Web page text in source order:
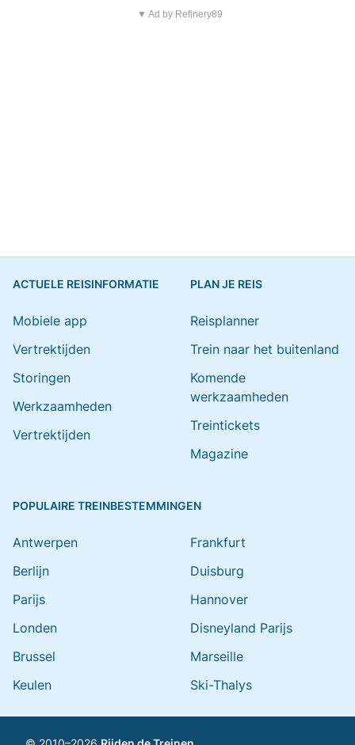
▼ Ad by Refinery89
ACTUELE REISINFORMATIE
Mobiele app
Vertrektijden
Storingen
Werkzaamheden
Vertrektijden
PLAN JE REIS
Reisplanner
Trein naar het buitenland
Komende
werkzaamheden
Treintickets
Magazine
POPULAIRE TREINBESTEMMINGEN
Antwerpen
Berlijn
Parijs
Londen
Brussel
Keulen
Frankfurt
Duisburg
Hannover
Disneyland Parijs
Marseille
Ski-Thalys